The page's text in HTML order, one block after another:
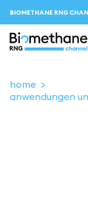
BIOMETHANE RNG
home
anwendungen